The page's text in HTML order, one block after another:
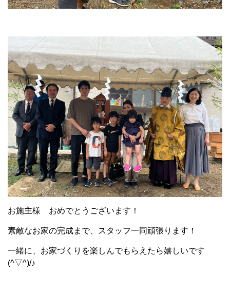
お施主様 おめでとうございます！
素敵なお家の完成まで、スタッフ一同頑張ります！
一緒に、お家づくりを楽しんでもらえたら嬉しいです
(^▽^)/♪